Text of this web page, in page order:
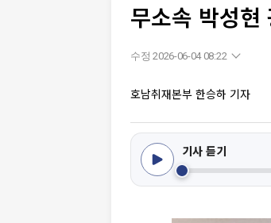
무소속 박성
수정 2026-06-04 08:22
호남취재본부 한승하 기자
기사 듣기